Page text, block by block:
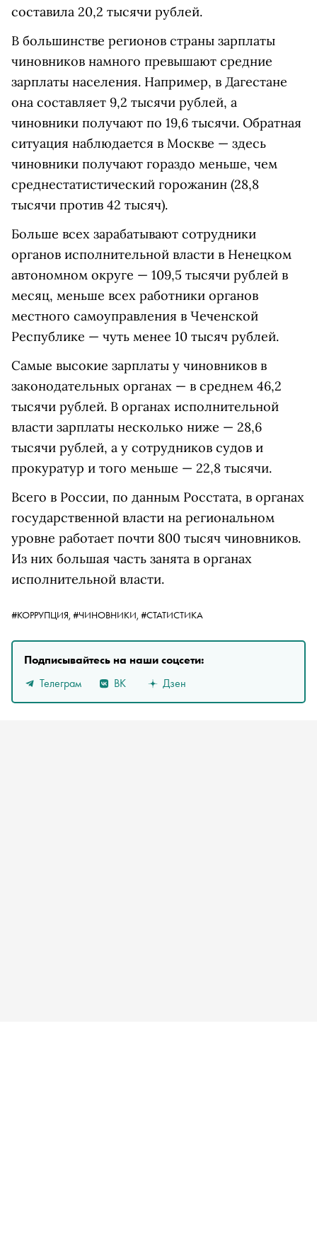
составила 20,2 тысячи рублей.
В большинстве регионов страны зарплаты
чиновников намного превышают средние
зарплаты населения. Например, в Дагестане
она составляет 9,2 тысячи рублей, а
чиновники получают по 19,6 тысячи. Обратная
ситуация наблюдается в Москве — здесь
чиновники получают гораздо меньше, чем
среднестатистический горожанин (28,8
тысячи против 42 тысяч).
Больше всех зарабатывают сотрудники
органов исполнительной власти в Ненецком
автономном округе — 109,5 тысячи рублей в
месяц, меньше всех работники органов
местного самоуправления в Чеченской
Республике — чуть менее 10 тысяч рублей.
Самые высокие зарплаты у чиновников в
законодательных органах — в среднем 46,2
тысячи рублей. В органах исполнительной
власти зарплаты несколько ниже — 28,6
тысячи рублей, а у сотрудников судов и
прокуратур и того меньше — 22,8 тысячи.
Всего в России, по данным Росстата, в органах
государственной власти на региональном
уровне работает почти 800 тысяч чиновников.
Из них большая часть занята в органах
исполнительной власти.
#КОРРУПЦИЯ, #ЧИНОВНИКИ, #СТАТИСТИКА
Подписывайтесь на наши соцсети:
Телеграм
ВК Дзен